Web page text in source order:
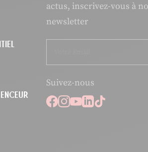
actus, inscrivez-vous à
newsletter
Suivez-nous
Suivez-nous sur
Suivez-nous
Suivez-nous
Suivez-